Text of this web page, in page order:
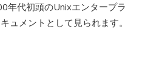
年代初頭のUnixエンタープラ
ュメントとして見られます。